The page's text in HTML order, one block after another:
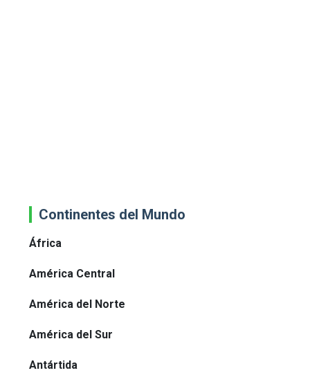
Continentes del Mundo
África
América Central
América del Norte
América del Sur
Antártida